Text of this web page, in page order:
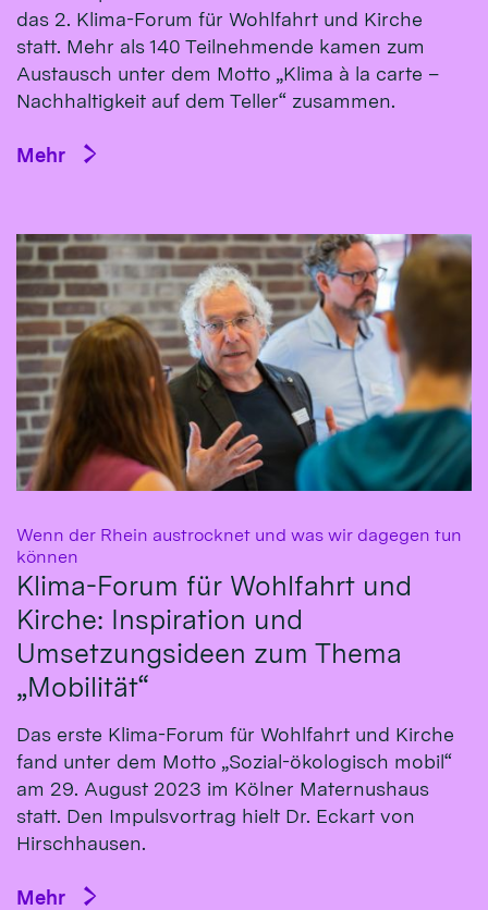
das 2. Klima-Forum für Wohlfahrt und Kirche
statt. Mehr als 140 Teilnehmende kamen zum
Austausch unter dem Motto „Klima à la carte –
Nachhaltigkeit auf dem Teller“ zusammen.
Mehr
Wenn der Rhein austrocknet und was wir dagegen tun
können
Klima-Forum für Wohlfahrt und
Kirche: Inspiration und
Umsetzungsideen zum Thema
„Mobilität“
Das erste Klima-Fo­rum für Wohl­fahrt und Kirche
fand un­ter dem Mot­to „So­zial-öko­logisch mo­bil“
am 29. Au­gust 2023 im Köl­ner Ma­ternus­haus
statt. Den Impulsvortrag hielt Dr. Eckart von
Hirsch­hausen.
Mehr